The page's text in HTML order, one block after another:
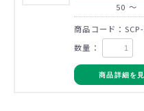
50 ～
商品コード：
数量：
商品詳細を